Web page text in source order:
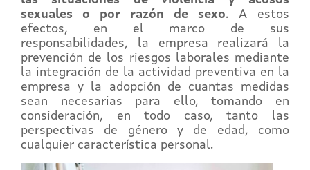
sexuales o por razón de sexo. A estos
efectos, en el marco de sus
responsabilidades, la empresa realizará la
prevención de los riesgos laborales mediante
la integración de la actividad preventiva en la
empresa y la adopción de cuantas medidas
sean necesarias para ello, tomando en
consideración, en todo caso, tanto las
perspectivas de género y de edad, como
cualquier característica personal.